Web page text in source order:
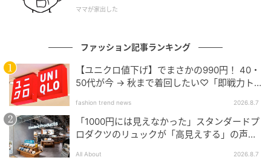
ママが家出した
ファッション記事ランキング
【ユニクロ値下げ】でまさかの990円！ 40・
50代が今 → 秋まで着回したい♡「即戦力ト
fashion trend news 2026.8.7
「1000円には見えなかった」スタンダードプ
ロダクツのリュックが「高見えする」の声。
All About 2026.8.7